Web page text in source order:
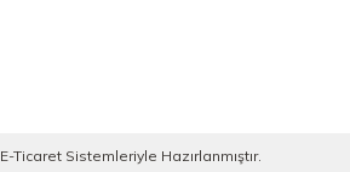
E-TicaretSistemleriyle Hazırlanmıştır.